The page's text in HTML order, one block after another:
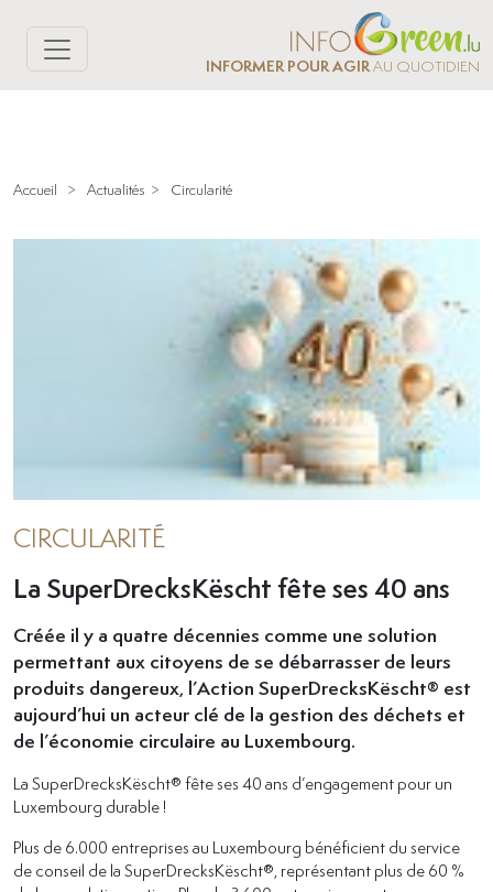
INFORMER POUR AGIRAU QUOTIDIEN
Accueil > Actualités > Circularité
CIRCULARITÉ
La SuperDrecksKëscht fête ses 40 ans
Créée il y a quatre décennies comme une solution
permettant aux citoyens de se débarrasser de leurs
produits dangereux, l’Action SuperDrecksKëscht® est
aujourd’hui un acteur clé de la gestion des déchets et
de l’économie circulaire au Luxembourg.
La SuperDrecksKëscht® fête ses 40 ans d’engagement pour un
Luxembourg durable !
Plus de 6.000 entreprises au Luxembourg bénéficient du service
de conseil de la SuperDrecksKëscht®, représentant plus de 60 %